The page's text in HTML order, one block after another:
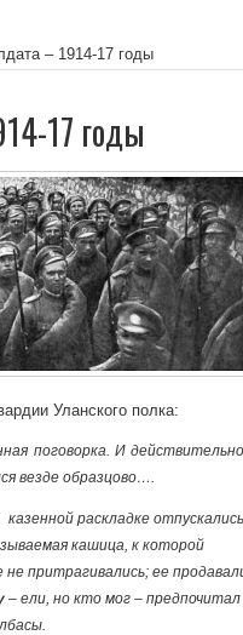
– 1914-17 годы
17 годы
Уланского полка:
поговорка. И
везде образцово….
раскладке отпускались
кашица, к которой
притрагивались; ее
– ели, но кто мог – предпочитал